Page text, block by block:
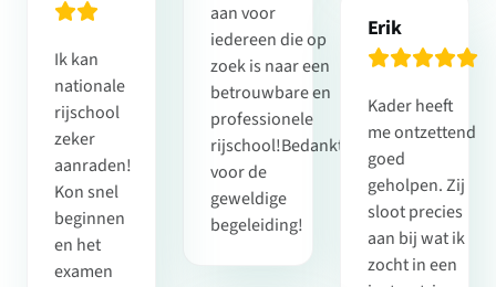
aan voor
iedereen die op
zoek is naar een
betrouwbare en
professionele
rijschool!Bedankt
voor de
geweldige
begeleiding!
Ik kan
nationale
rijschool
zeker
aanraden!
Kon snel
beginnen
en het
examen
Erik
Kader heeft
me ontzettend
goed
geholpen. Zij
sloot precies
aan bij wat ik
zocht in een